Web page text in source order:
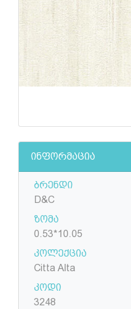
ინფორმაცია
ბრენდი
D&C
ზომა
0.53*10.05
კოლექცია
Citta Alta
კოდი
3248